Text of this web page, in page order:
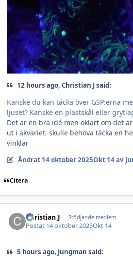
12 hours ago, Christian J said:
Kanske du kan täcka över GSP:erna
ljuset? Kanske en plastskål eller
Det är en bra idé men oklart om det
ut i akvariet, skulle behöva täcka en
vinklar
Ändrat 14 oktober 2025Okt 14av
Citera
Christian J Stödjande medlem
Postat 14 oktober 2025Okt 14
5 hours ago, Jungman said: